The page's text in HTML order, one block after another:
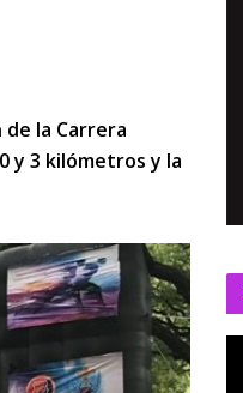
la Carrera
y 3 kilómetros y la